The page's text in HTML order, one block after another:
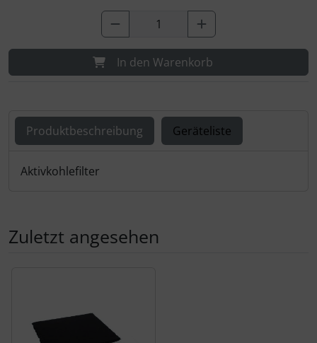
In den Warenkorb
Produktbeschreibung Geräteliste
Produktbeschreibung
Aktivkohlefilter
Zuletzt angesehen